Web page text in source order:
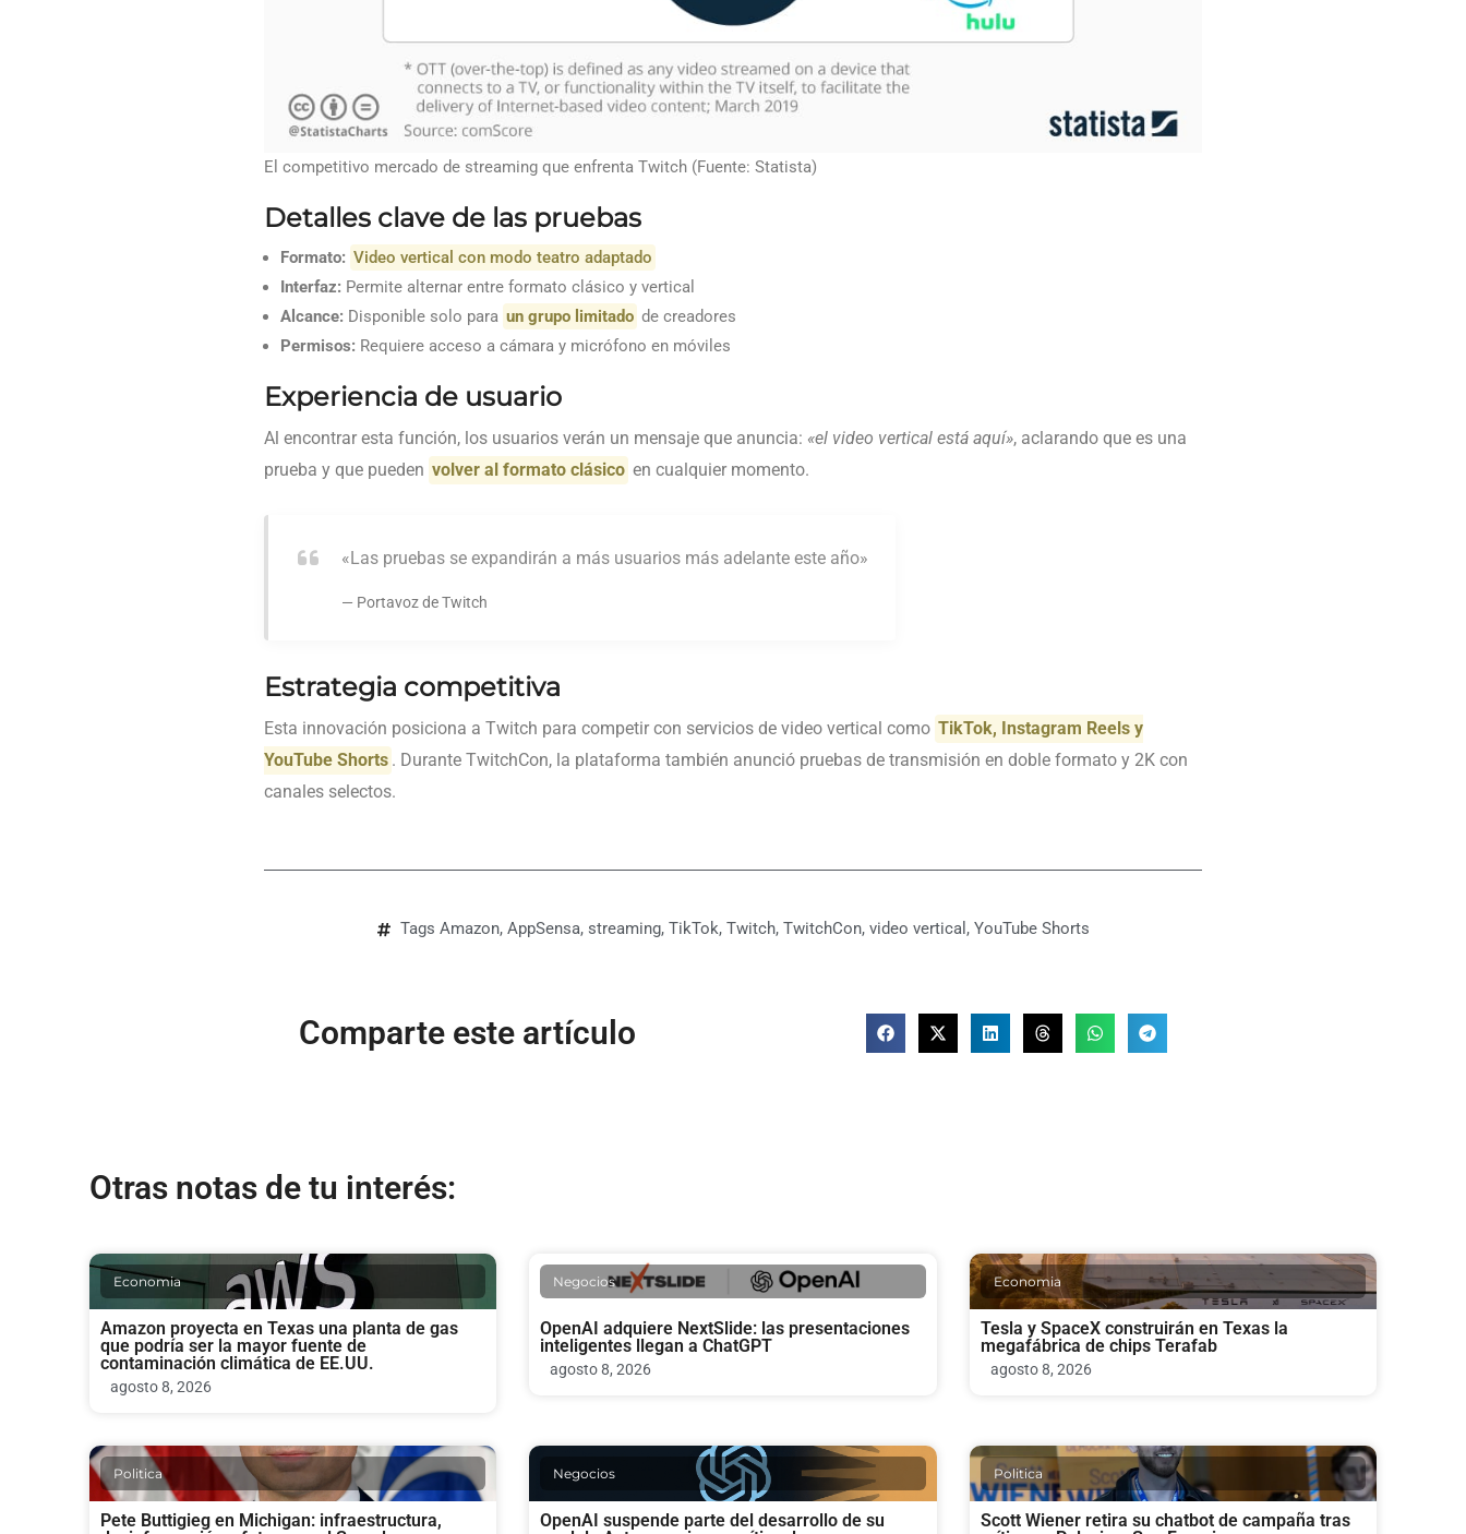
El competitivo mercado de streaming que enfrenta Twitch (Fuente: Statista)
Detalles clave de las pruebas
Formato: Video vertical con modo teatro adaptado
Interfaz: Permite alternar entre formato clásico y vertical
Alcance: Disponible solo para un grupo limitado de creadores
Permisos: Requiere acceso a cámara y micrófono en móviles
Experiencia de usuario
Al encontrar esta función, los usuarios verán un mensaje que anuncia: «el video vertical está aquí», aclarando que es una
prueba y que pueden volver al formato clásico en cualquier momento.
«Las pruebas se expandirán a más usuarios más adelante este año»
Portavoz de Twitch
Estrategia competitiva
Esta innovación posiciona a Twitch para competir con servicios de video vertical como TikTok, Instagram Reels y
YouTube Shorts . Durante TwitchCon, la plataforma también anunció pruebas de transmisión en doble formato y 2K con
canales selectos.
Tags Amazon, AppSensa, streaming, TikTok, Twitch, TwitchCon, video vertical , YouTube Shorts
Comparte este artículo
Otras notas de tu interés:
Economia
Amazon proyecta en Texas una planta de gas
que podría ser la mayor fuente de
contaminación climática de EE.UU.
agosto 8, 2026
Negocios
OpenAI adquiere NextSlide: las presentaciones
inteligentes llegan a ChatGPT
agosto 8, 2026
Economia
Tesla y SpaceX construirán en Texas la
megafábrica de chips Terafab
agosto 8, 2026
Politica
Pete Buttigieg en Michigan: infraestructura,
Negocios
OpenAI suspende parte del desarrollo de su
Politica
Scott Wiener retira su chatbot de campaña tras